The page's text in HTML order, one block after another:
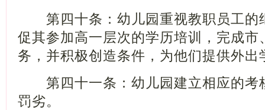
第四十条：幼儿园重视教职员工的
促其参加高一层次的学历培训，完成市
务，并积极创造条件，为他们提供外出
第四十一条：幼儿园建立相应的考
罚劣。